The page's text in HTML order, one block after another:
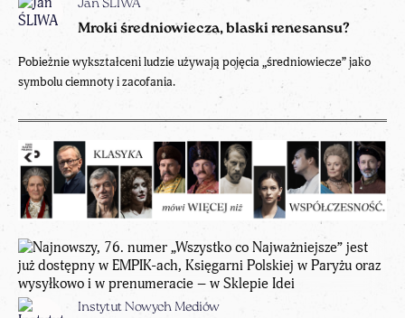
Jan ŚLIWA
Mroki średniowiecza, blaski renesansu?
Pobieżnie wykształceni ludzie używają pojęcia „średniowiecze” jako
symbolu ciemnoty i zacofania.
Instytut Nowych Mediów